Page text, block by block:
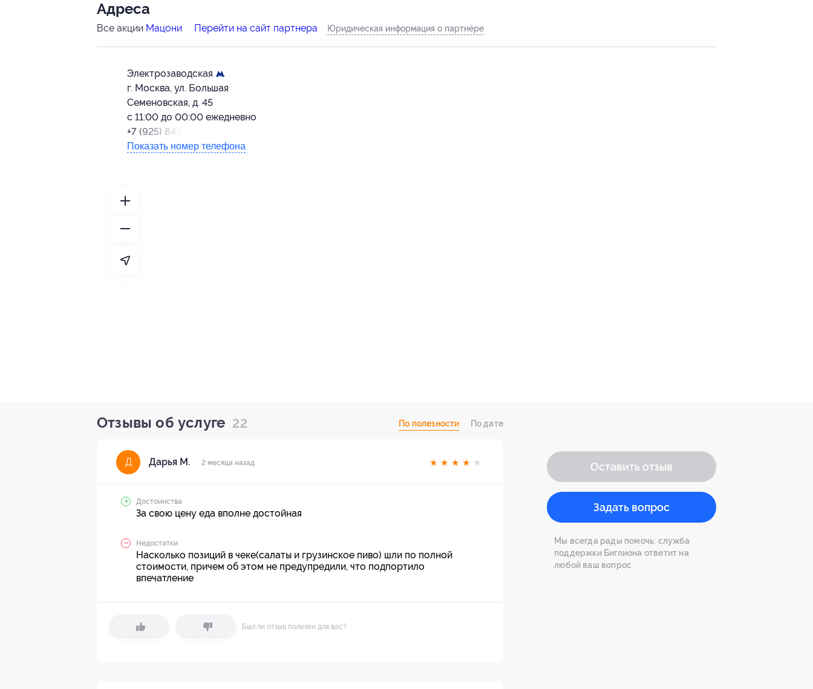
Адресa
Все акции Мацони Перейти на сайт партнера Юридическая информация о партнёре
Электрозаводская
г. Москва, ул. Большая
Семеновская, д. 45
с 11:00 до 00:00 ежедневно
+7 (925) 843-20-82
Показать номер телефона
Отзывы об услуге 22 По полезности По дате
Д Дарья М. 2 месяца назад ★ ★ ★ ★ ★
Достоинства
За свою цену еда вполне достойная
Недостатки
Насколько позиций в чеке(салаты и грузинское пиво) шли по полной
стоимости, причем об этом не предупредили, что подпортило
впечатление
Был ли отзыв полезен для вас?
Оставить отзыв
Задать вопрос
Мы всегда рады помочь: служба
поддержки Биглиона ответит на
любой ваш вопрос